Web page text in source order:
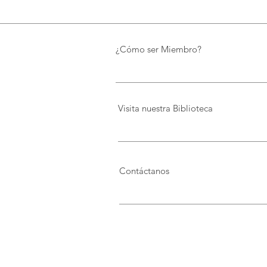
¿Cómo ser Miembro?
Visita nuestra Biblioteca
Contáctanos